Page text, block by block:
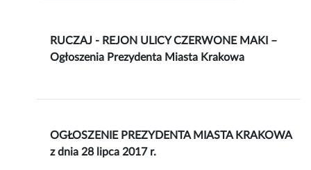
RUCZAJ - REJON ULICY CZERWONE MAKI –
Ogłoszenia Prezydenta Miasta Krakowa
OGŁOSZENIE PREZYDENTA MIASTA KRAKOWA
z dnia 28 lipca 2017 r.